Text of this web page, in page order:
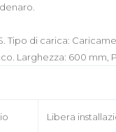
Tipo di carica:
Larghezza: 600 mm,
Libera